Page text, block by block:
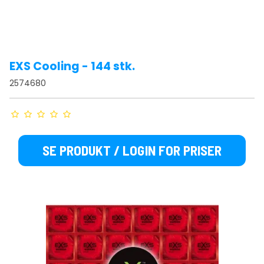
EXS Cooling - 144 stk.
2574680
SE PRODUKT / LOGIN FOR PRISER